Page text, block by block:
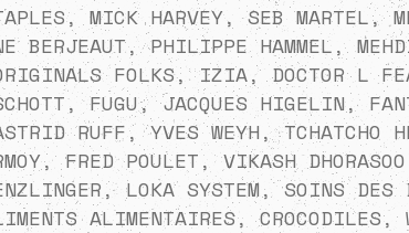
MICK HARVEY, SEB MARTEL,
BERJEAUT, PHILIPPE HAMMEL,
FOLKS, IZIA, DOCTOR L
FUGU, JACQUES HIGELIN,
RUFF, YVES WEYH, TCHATCHO
FRED POULET, VIKASH
LOKA SYSTEM, SOINS DES
ALIMENTAIRES, CROCODILES,